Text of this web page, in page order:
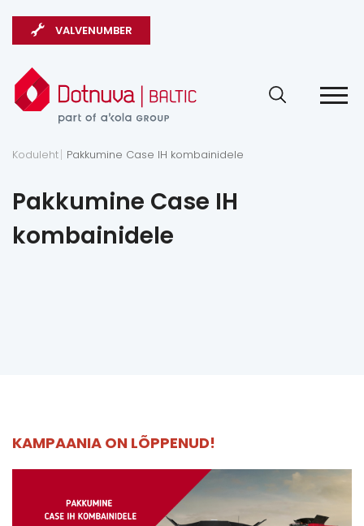
VALVENUMBER
Koduleht Pakkumine Case IH kombainidele
Pakkumine Case IH
kombainidele
KAMPAANIA ON LÕPPENUD!